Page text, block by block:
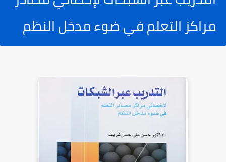
مراكز التعلم في ضوء مدخل النظم